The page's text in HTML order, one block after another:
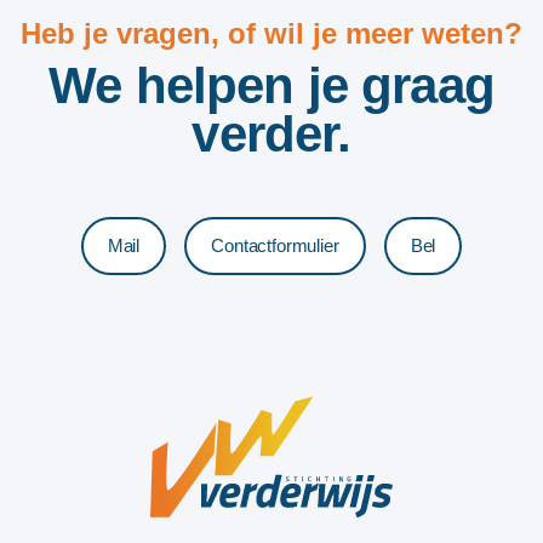
Heb je vragen, of wil je meer weten?
We helpen je graag
verder.
Mail Contactformulier Bel